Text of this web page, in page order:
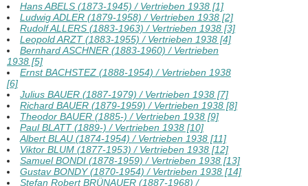
Hans ABELS (1873-1945) / Vertrieben 1938 [1]
Ludwig ADLER (1879-1958) / Vertrieben 1938 [2]
Rudolf ALLERS (1883-1963) / Vertrieben 1938 [3]
Leopold ARZT (1883-1955) / Vertrieben 1938 [4]
Bernhard ASCHNER (1883-1960) / Vertrieben
1938 [5]
Ernst BACHSTEZ (1888-1954) / Vertrieben 1938
[6]
Julius BAUER (1887-1979) / Vertrieben 1938 [7]
Richard BAUER (1879-1959) / Vertrieben 1938 [8]
Theodor BAUER (1885-) / Vertrieben 1938 [9]
Paul BLATT (1889-) / Vertrieben 1938 [10]
Albert BLAU (1874-1954) / Vertrieben 1938 [11]
Viktor BLUM (1877-1953) / Vertrieben 1938 [12]
Samuel BONDI (1878-1959) / Vertrieben 1938 [13]
Gustav BONDY (1870-1954) / Vertrieben 1938 [14]
Stefan Robert BRÜNAUER (1887-1968) /